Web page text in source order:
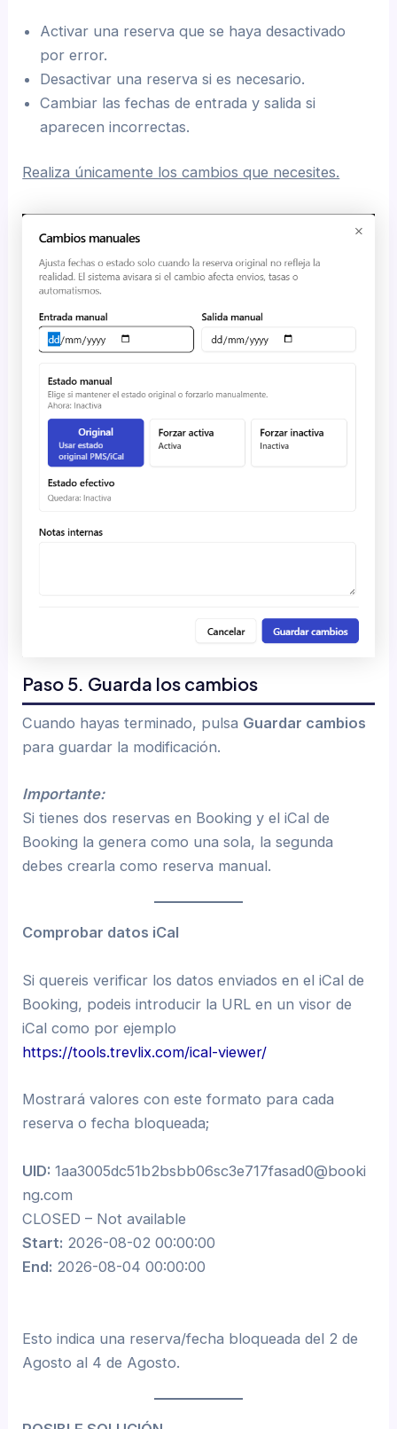
Activar una reserva que se haya desactivado
por error.
Desactivar una reserva si es necesario.
Cambiar las fechas de entrada y salida si
aparecen incorrectas.
Realiza únicamente los cambios que necesites.
Paso 5. Guarda los cambios
Cuando hayas terminado, pulsa Guardar cambios
para guardar la modificación.
Importante:
Si tienes dos reservas en Booking y el iCal de
Booking la genera como una sola, la segunda
debes crearla como reserva manual.
Comprobar datos iCal
Si quereis verificar los datos enviados en el iCal de
Booking, podeis introducir la URL en un visor de
iCal como por ejemplo
https://tools.trevlix.com/ical-viewer/
Mostrará valores con este formato para cada
reserva o fecha bloqueada;
UID: 1aa3005dc51b2bsbb06sc3e717fasad0@booki
ng.com
CLOSED – Not available
Start: 2026-08-02 00:00:00
End: 2026-08-04 00:00:00
Esto indica una reserva/fecha bloqueada del 2 de
Agosto al 4 de Agosto.